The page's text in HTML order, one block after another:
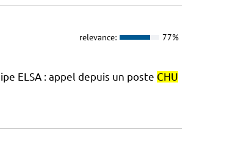
relevance: 77%
ELSA : appel depuis un poste CHU